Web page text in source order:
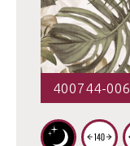
400744-006